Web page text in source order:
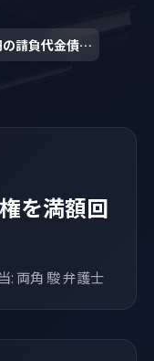
200万円の請負代金債権を満額回収した事例
を満額回
: 両角 駿 弁護士